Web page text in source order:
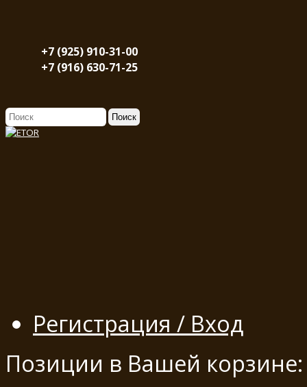
+7 (925) 910-31-00
+7 (916) 630-71-25
Регистрация / Вход
Позиции в Вашей корзине: